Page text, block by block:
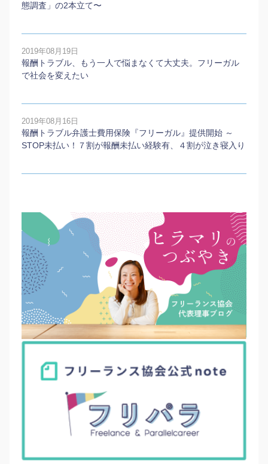
態調査」の2本⽴て〜
2019年08月19日
報酬トラブル、もう一人で悩まなくて大丈夫。フリーガル
で社会を変えたい
2019年08月16日
報酬トラブル弁護士費用保険『フリーガル』提供開始 ～
STOP未払い！７割が報酬未払い経験有、４割が泣き寝入り